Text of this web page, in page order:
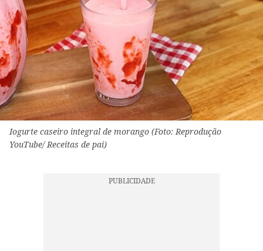
Iogurte caseiro integral de morango (Foto: Reprodução
YouTube/ Receitas de pai)